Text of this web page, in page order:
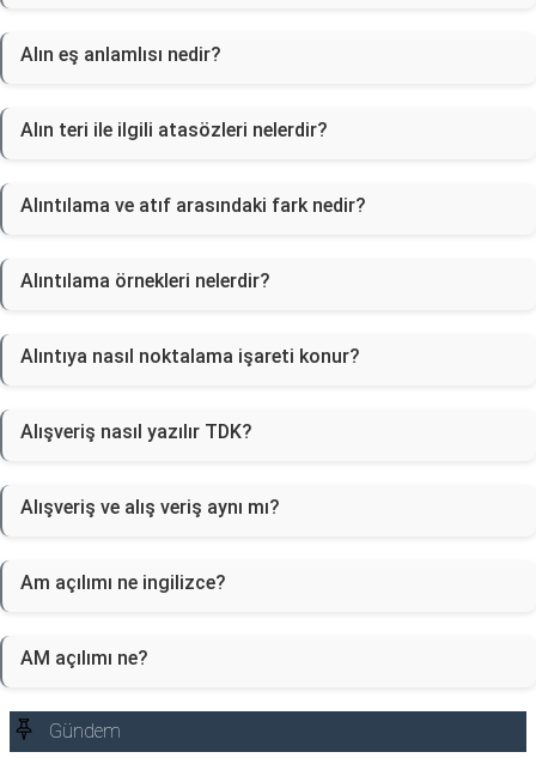
Alın eş anlamlısı nedir?
Alın teri ile ilgili atasözleri nelerdir?
Alıntılama ve atıf arasındaki fark nedir?
Alıntılama örnekleri nelerdir?
Alıntıya nasıl noktalama işareti konur?
Alışveriş nasıl yazılır TDK?
Alışveriş ve alış veriş aynı mı?
Am açılımı ne ingilizce?
AM açılımı ne?
Gündem